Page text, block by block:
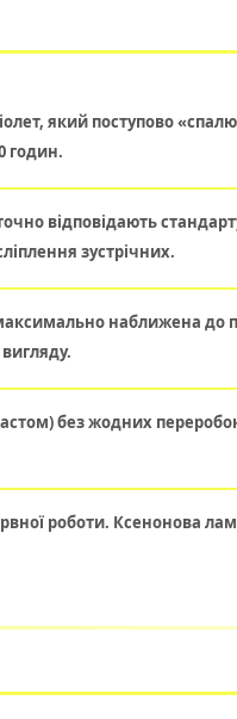
який поступово
годин.
відповідають
зустрічних.
наближена до
без жодних
роботи. Ксенонова